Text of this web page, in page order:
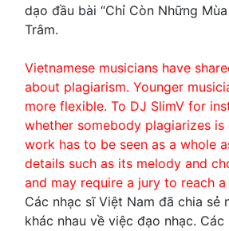
dạo đầu bài “Chỉ Còn Những
Trâm.
Vietnamese musicians have
about plagiarism. Younger
more flexible. To DJ SlimV for
whether somebody plagiarizes
work has to be seen as a whole
details such as its melody and
and may require a jury to reach
Các nhạc sĩ Việt Nam đã chia sẻ
khác nhau về việc đạo nhạc.